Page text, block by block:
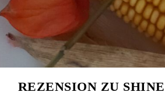
REZENSION ZU